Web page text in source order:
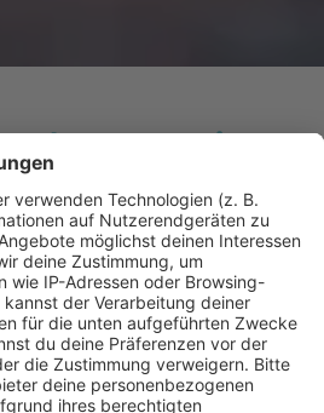
Premiere
Live"
"Die 80er Live" das
und die Premiere
nicht besser laufen
für euch mit dabei.